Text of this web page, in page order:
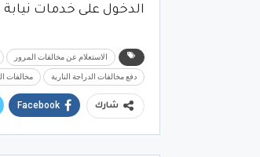
الدخول على خدمات نيابة
الاستعلام عن مخالفات المرور
دفع مخالفات الدراجة النارية مخالفات
شارك Facebook